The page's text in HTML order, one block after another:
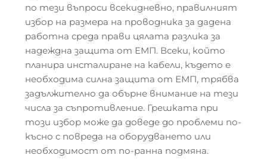
по тези въпроси всекидневно, правилният
избор на размера на проводника за дадена
работна среда прави цялата разлика за
надеждна защита от ЕМП. Всеки, който
планира инсталиране на кабели, където е
необходима силна защита от ЕМП, трябва
задължително да обърне внимание на тези
числа за съпротивление. Грешката при
този избор може да доведе до проблеми по-
късно с повреда на оборудването или
необходимост от по-ранна подмяна.